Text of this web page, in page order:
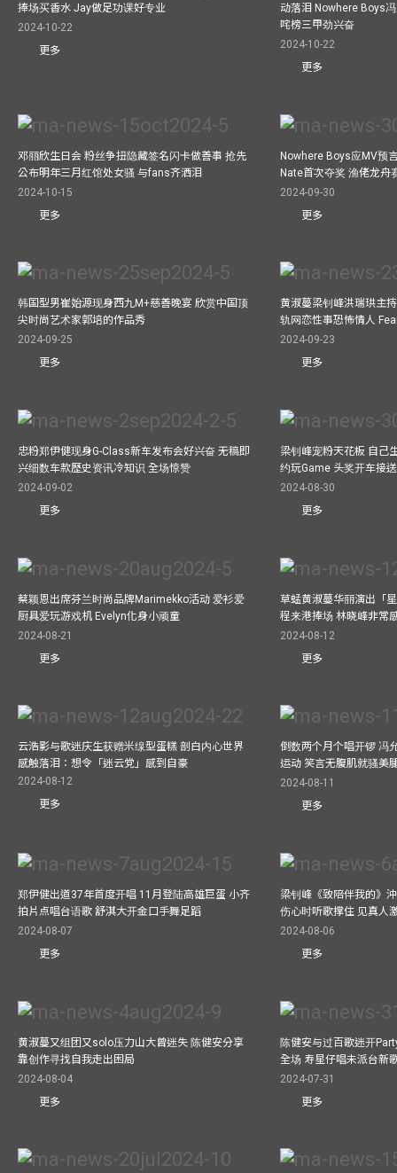
捧场买香水 Jay做足功课好专业
2024-10-22
更多
动落泪 Nowhere Boys
咤榜三甲劲兴奋
2024-10-22
更多
邓丽欣生日会 粉丝争扭隐藏签名闪卡做善事 抢先
公布明年三月红馆处女骚 与fans齐洒泪
2024-10-15
更多
Nowhere Boys应MV预
Nate首次夺奖 渔佬龙舟
2024-09-30
更多
韩国型男崔始源现身西九M+慈善晚宴 欣赏中国顶
尖时尚艺术家郭培的作品秀
2024-09-25
更多
黄淑蔓梁钊峰洪瑞珙主
轨网恋性事恐怖情人
2024-09-23
更多
忠粉郑伊健现身G-Class新车发布会好兴奋 无稿即
兴细数车款歷史资讯冷知识 全场惊赞
2024-09-02
更多
梁钊峰宠粉天花板 自己
约玩Game 头奖开车接送
2024-08-30
更多
蔡颖恩出席芬兰时尚品牌Marimekko活动 爱衫爱
厨具爱玩游戏机 Evelyn化身小顽童
2024-08-21
更多
草蜢黄淑蔓华丽演出「
程来港捧场 林晓峰非常
2024-08-12
更多
云浩影与歌迷庆生获赠米缐型蛋糕 剖白内心世界
感触落泪：想令「迷云党」感到自豪
2024-08-12
更多
倒数两个月个唱开锣 冯
运动 笑言无腹肌就骚美
2024-08-11
更多
郑伊健出道37年首度开唱 11月登陆高雄巨蛋 小齐
拍片点唱台语歌 舒淇大开金口手舞足蹈
2024-08-07
更多
梁钊峰《致陪伴我的》
伤心时听歌撑住 见真人
2024-08-06
更多
黄淑蔓又组团又solo压力山大曾迷失 陈健安分享
靠创作寻找自我走出困局
2024-08-04
更多
陈健安与过百歌迷开
全场 寿星仔唱未派台新
2024-07-31
更多